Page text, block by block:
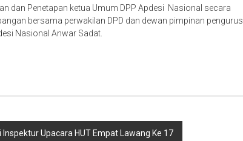
dan Penetapan ketua Umum DPP Apdesi Nasional secara
bersama perwakilan DPD dan dewan pimpinan pengurus
Nasional Anwar Sadat.
Upacara HUT Empat Lawang Ke 17